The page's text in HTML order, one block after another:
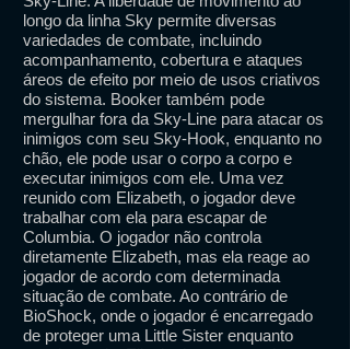
longo da linha Sky permite diversas
variedades de combate, incluindo
acompanhamento, cobertura e ataques
áreos de efeito por meio de usos criativos
do sistema. Booker também pode
mergulhar fora da Sky-Line para atacar os
inimigos com seu Sky-Hook, enquanto no
chão, ele pode usar o corpo a corpo e
executar inimigos com ele. Uma vez
reunido com Elizabeth, o jogador deve
trabalhar com ela para escapar de
Columbia. O jogador não controla
diretamente Elizabeth, mas ela reage ao
jogador de acordo com determinada
situação de combate. Ao contrário de
BioShock, onde o jogador é encarregado
de proteger uma Little Sister enquanto